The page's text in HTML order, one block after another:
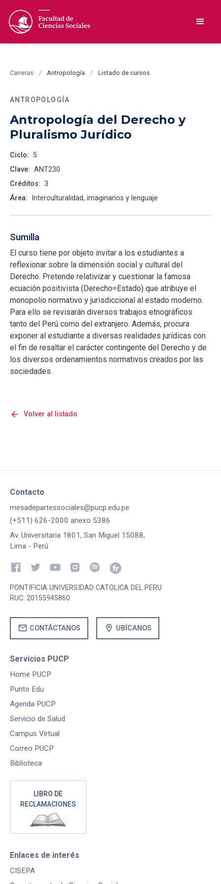
Carreras / Antropología / Listado de cursos
ANTROPOLOGÍA
Antropología del Derecho y
Pluralismo Jurídico
Ciclo: 5
Clave: ANT230
Créditos: 3
Área:
Interculturalidad, imaginarios y lenguaje
Sumilla
El curso tiene por objeto invitar a los estudiantes a
reflexionar sobre la dimensión social y cultural del
Derecho. Pretende relativizar y cuestionar la famosa
ecuación positivista (Derecho=Estado) que atribuye el
monopolio normativo y jurisdiccional al estado moderno.
Para ello se revisarán diversos trabajos etnográficos
tanto del Perú como del extranjero. Además, procura
exponer al estudiante a diversas realidades jurídicas con
el fin de resaltar el carácter contingente del Derecho y de
los diversos ordenamientos normativos creados por las
sociedades.
arrow_back Volver al listado
Contacto
mesadepartessociales@pucp.edu.pe
(+511) 626-2000 anexo 5386
Av. Universitaria 1801, San Miguel 15088,
Lima - Perú
PONTIFICIA UNIVERSIDAD CATOLICA DEL PERU
RUC: 20155945860
mail CONTÁCTANOS location_on UBÍCANOS
Servicios PUCP
Home PUCP
Punto Edu
Agenda PUCP
Servicio de Salud
Campus Virtual
Correo PUCP
Biblioteca
LIBRO DE
RECLAMACIONES
Enlaces de interés
CISEPA